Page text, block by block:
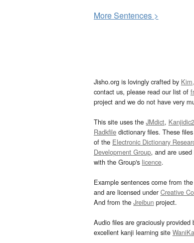
MoreSentences >
Jisho.org is lovingly crafted by
contact us, please read our list of
project and we do not have very
This site uses the JMdict, Kanjidic2
Radkfile dictionary files. These
of the Electronic Dictionary
Development Group, and are
with the Group's licence.
Example sentences come from the
and are licensed underCreative
And from the Jreibun project.
Audio files are graciously provided
excellent kanji learning site